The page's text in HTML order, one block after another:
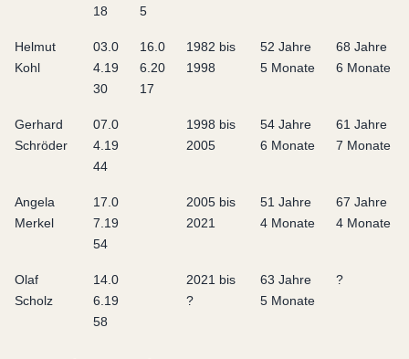
18
5
Helmut
Kohl
03.0
4.19
30
16.0
6.20
17
1982 bis
1998
52 Jahre
5 Monate
68 Jahre
6 Monate
Gerhard
Schröder
07.0
4.19
44
1998 bis
2005
54 Jahre
6 Monate
61 Jahre
7 Monate
Angela
Merkel
17.0
7.19
54
2005 bis
2021
51 Jahre
4 Monate
67 Jahre
4 Monate
Olaf
Scholz
14.0
6.19
58
2021 bis
?
63 Jahre
5 Monate
?